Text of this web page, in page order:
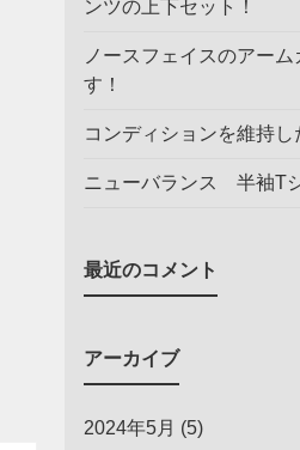
ンツの上下セット！
ノースフェイスのアー
す！
コンディションを維持し
ニューバランス 半袖T
最近のコメント
アーカイブ
2024年5月 (5)